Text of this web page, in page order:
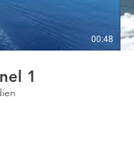
00:48
1